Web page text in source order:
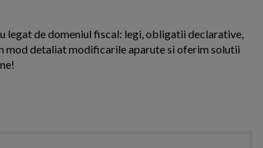
legat de domeniul fiscal: legi, obligatii declarative,
detaliat modificarile aparute si oferim solutii